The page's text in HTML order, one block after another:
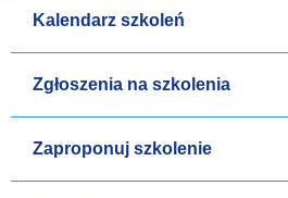
Kalendarz szkoleń
Zgłoszenia na szkolenia
Zaproponuj szkolenie